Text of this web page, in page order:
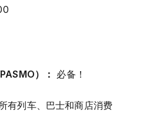
）： 必备！
有列车、巴士和商店消费